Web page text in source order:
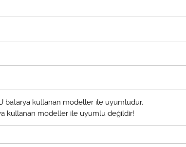
batarya kullanan modeller ile uyumludur.
kullanan modeller ile uyumlu değildir!